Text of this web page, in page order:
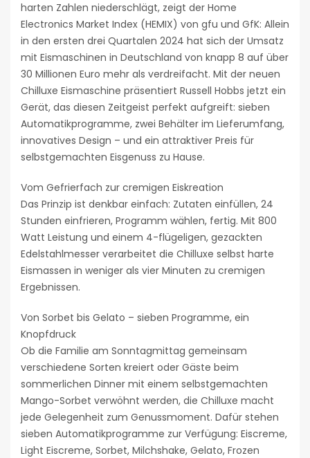
harten Zahlen niederschlägt, zeigt der Home
Electronics Market Index (HEMIX) von gfu und GfK: Allein
in den ersten drei Quartalen 2024 hat sich der Umsatz
mit Eismaschinen in Deutschland von knapp 8 auf über
30 Millionen Euro mehr als verdreifacht. Mit der neuen
Chilluxe Eismaschine präsentiert Russell Hobbs jetzt ein
Gerät, das diesen Zeitgeist perfekt aufgreift: sieben
Automatikprogramme, zwei Behälter im Lieferumfang,
innovatives Design – und ein attraktiver Preis für
selbstgemachten Eisgenuss zu Hause.
Vom Gefrierfach zur cremigen Eiskreation
Das Prinzip ist denkbar einfach: Zutaten einfüllen, 24
Stunden einfrieren, Programm wählen, fertig. Mit 800
Watt Leistung und einem 4-flügeligen, gezackten
Edelstahlmesser verarbeitet die Chilluxe selbst harte
Eismassen in weniger als vier Minuten zu cremigen
Ergebnissen.
Von Sorbet bis Gelato – sieben Programme, ein
Knopfdruck
Ob die Familie am Sonntagmittag gemeinsam
verschiedene Sorten kreiert oder Gäste beim
sommerlichen Dinner mit einem selbstgemachten
Mango-Sorbet verwöhnt werden, die Chilluxe macht
jede Gelegenheit zum Genussmoment. Dafür stehen
sieben Automatikprogramme zur Verfügung: Eiscreme,
Light Eiscreme, Sorbet, Milchshake, Gelato, Frozen